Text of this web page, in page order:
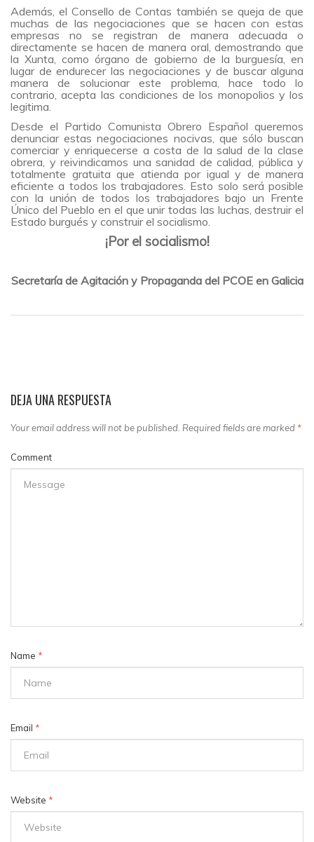
Además, el Consello de Contas también se queja de que
muchas de las negociaciones que se hacen con estas
empresas no se registran de manera adecuada o
directamente se hacen de manera oral, demostrando que
la Xunta, como órgano de gobierno de la burguesía, en
lugar de endurecer las negociaciones y de buscar alguna
manera de solucionar este problema, hace todo lo
contrario, acepta las condiciones de los monopolios y los
legitima.
Desde el Partido Comunista Obrero Español queremos
denunciar estas negociaciones nocivas, que sólo buscan
comerciar y enriquecerse a costa de la salud de la clase
obrera, y reivindicamos una sanidad de calidad, pública y
totalmente gratuita que atienda por igual y de manera
eficiente a todos los trabajadores. Esto solo será posible
con la unión de todos los trabajadores bajo un Frente
Único del Pueblo en el que unir todas las luchas, destruir el
Estado burgués y construir el socialismo.
¡Por el socialismo!
Secretaría de Agitación y Propaganda del PCOE en Galicia
DEJA UNA RESPUESTA
Your email address will not be published. Required fields are marked *
Comment
Name *
Email *
Website *